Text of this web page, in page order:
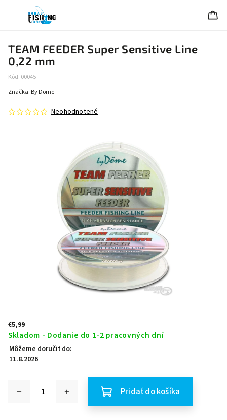
TEAM FEEDER Super Sensitive Line
0,22 mm
Kód: 00045
Neohodnotené
Značka: By Döme
€5,99
Skladom - Dodanie do 1-2 pracovných dní
Môžeme doručiť do:
11.8.2026
Pridať do košíka